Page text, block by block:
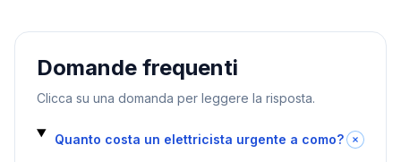
Domande frequenti
Clicca su una domanda per leggere la risposta.
Quanto costa un elettricista urgente a como?